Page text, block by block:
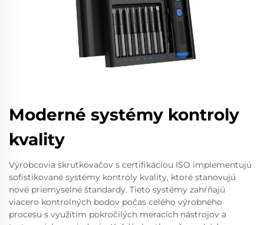
Moderné systémy kontroly
kvality
Výrobcovia skrutkovačov s certifikáciou ISO implementujú
sofistikované systémy kontroly kvality, ktoré stanovujú
nové priemyselné štandardy. Tieto systémy zahŕňajú
viacero kontrolných bodov počas celého výrobného
procesu s využitím pokročilých meracích nástrojov a